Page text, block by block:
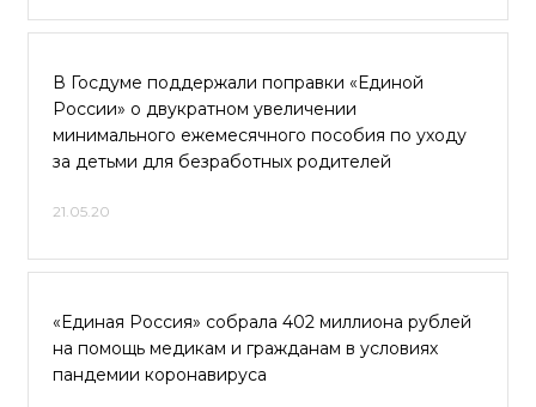
В Госдуме поддержали поправки «Единой
России» о двукратном увеличении
минимального ежемесячного пособия по уходу
за детьми для безработных родителей
21.05.20
«Единая Россия» собрала 402 миллиона рублей
на помощь медикам и гражданам в условиях
пандемии коронавируса